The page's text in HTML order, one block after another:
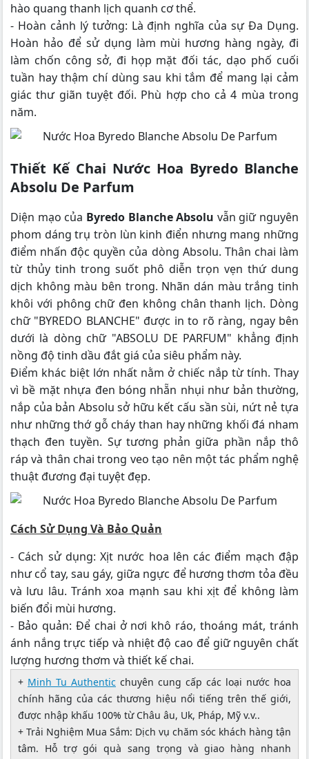
hào quang thanh lịch quanh cơ thể.
- Hoàn cảnh lý tưởng: Là định nghĩa của sự Đa Dụng.
Hoàn hảo để sử dụng làm mùi hương hàng ngày, đi
làm chốn công sở, đi họp mặt đối tác, dạo phố cuối
tuần hay thậm chí dùng sau khi tắm để mang lại cảm
giác thư giãn tuyệt đối. Phù hợp cho cả 4 mùa trong
năm.
Thiết Kế Chai Nước Hoa Byredo Blanche
Absolu De Parfum
Diện mạo của Byredo Blanche Absolu vẫn giữ nguyên
phom dáng trụ tròn lùn kinh điển nhưng mang những
điểm nhấn độc quyền của dòng Absolu. Thân chai làm
từ thủy tinh trong suốt phô diễn trọn vẹn thứ dung
dịch không màu bên trong. Nhãn dán màu trắng tinh
khôi với phông chữ đen không chân thanh lịch. Dòng
chữ "BYREDO BLANCHE" được in to rõ ràng, ngay bên
dưới là dòng chữ "ABSOLU DE PARFUM" khẳng định
nồng độ tinh dầu đắt giá của siêu phẩm này.
Điểm khác biệt lớn nhất nằm ở chiếc nắp từ tính. Thay
vì bề mặt nhựa đen bóng nhẵn nhụi như bản thường,
nắp của bản Absolu sở hữu kết cấu sần sùi, nứt nẻ tựa
như những thớ gỗ cháy than hay những khối đá nham
thạch đen tuyền. Sự tương phản giữa phần nắp thô
ráp và thân chai trong veo tạo nên một tác phẩm nghệ
thuật đương đại tuyệt đẹp.
Cách Sử Dụng Và Bảo Quản
- Cách sử dụng: Xịt nước hoa lên các điểm mạch đập
như cổ tay, sau gáy, giữa ngực để hương thơm tỏa đều
và lưu lâu. Tránh xoa mạnh sau khi xịt để không làm
biến đổi mùi hương.
- Bảo quản: Để chai ở nơi khô ráo, thoáng mát, tránh
ánh nắng trực tiếp và nhiệt độ cao để giữ nguyên chất
lượng hương thơm và thiết kế chai.
+ Minh Tu Authentic chuyên cung cấp các loại nước hoa
chính hãng của các thương hiệu nổi tiếng trên thế giới,
được nhập khấu 100% từ Châu âu, Uk, Pháp, Mỹ v.v..
+ Trải Nghiệm Mua Sắm: Dịch vụ chăm sóc khách hàng tận
tâm. Hỗ trợ gói quà sang trọng và giao hàng nhanh